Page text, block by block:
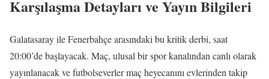
Karşılaşma Detayları ve Yayın Bilgileri
Galatasaray ile Fenerbahçe arasındaki bu kritik derbi, saat
20:00’de başlayacak. Maç, ulusal bir spor kanalından canlı olarak
yayınlanacak ve futbolseverler maç heyecanını evlerinden takip